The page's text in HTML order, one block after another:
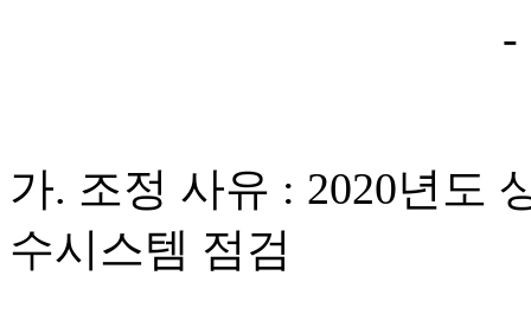
-
가. 조정 사유 : 2020년도
수시스템 점검